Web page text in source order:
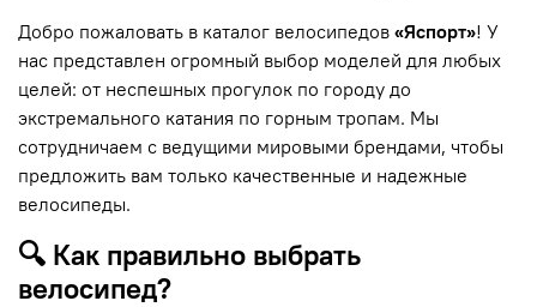
Добро пожаловать в каталог велосипедов «Яспорт»! У
нас представлен огромный выбор моделей для любых
целей: от неспешных прогулок по городу до
экстремального катания по горным тропам. Мы
сотрудничаем с ведущими мировыми брендами, чтобы
предложить вам только качественные и надежные
велосипеды.
🔍 Как правильно выбрать
велосипед?